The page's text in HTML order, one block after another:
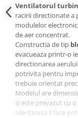
Lipit si
Cabluri,
Module Peltier, racire si
incalzire
Echipamente si accesorii banc
de lucru
Cabluri si conectori
Cabluri si
Ventilatorul
racirii directionate a
modulelor
de aer concentrat.
Constructia de tip
evacueaza printr-o
directionarea
potrivita pentru
trebuie orientat
Modelul are
si este prevazut cu
silentioasa il face